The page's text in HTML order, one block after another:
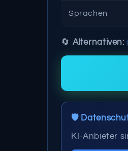
Sprachen
🔄 Alternativen:
🛡️
KI-Anbieter